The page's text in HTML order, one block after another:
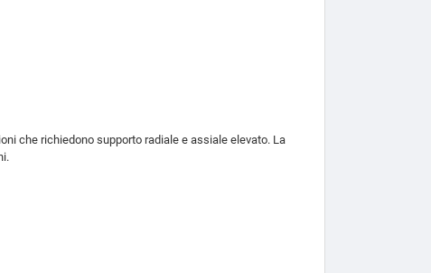
che richiedono supporto radiale e assiale elevato. La